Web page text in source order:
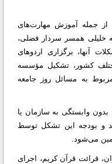
از جمله آموزش مهارت‌های
خلیلی همسر سردار فضلی،
آنها، برگزاری اردوهای
کشور، تشکیل مؤسسه
به مسائل روز جامعه
وابستگی به سازمان یا
و بودجه این تشکل توسط
می‌شود.
قرائت قرآن کریم، اجرای